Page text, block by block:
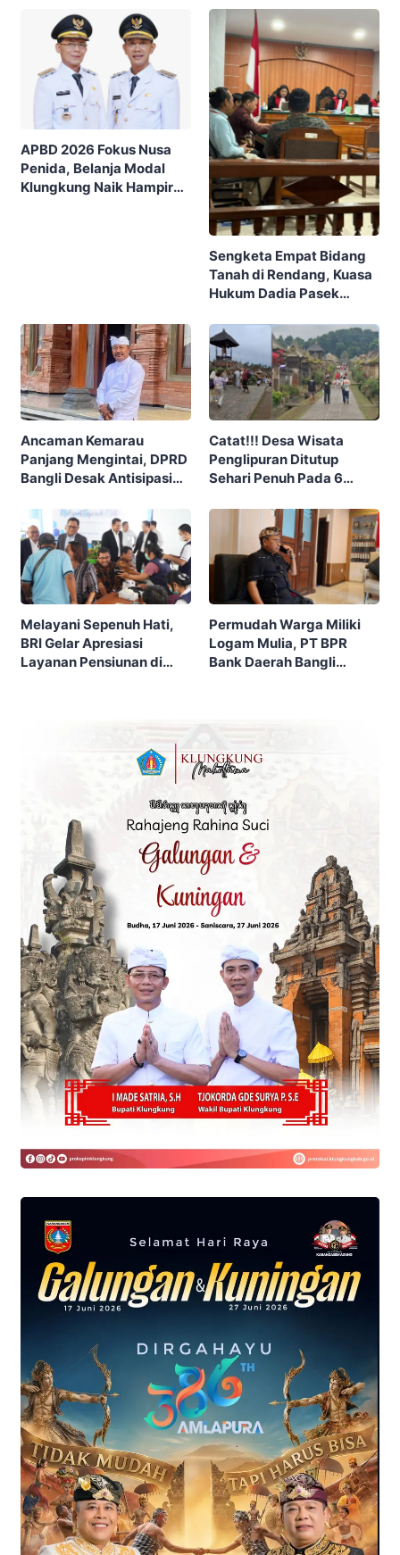
APBD 2026 Fokus Nusa
Penida, Belanja Modal
Klungkung Naik Hampir
Sengketa Empat Bidang
Tanah di Rendang, Kuasa
Hukum Dadia Pasek
Hukum Adat Bali
Ancaman Kemarau
Panjang Mengintai, DPRD
Bangli Desak Antisipasi
Catat!!! Desa Wisata
Penglipuran Ditutup
Sehari Penuh Pada 6
Alasannya…
Melayani Sepenuh Hati,
BRI Gelar Apresiasi
Layanan Pensiunan di
Permudah Warga Miliki
Logam Mulia, PT BPR
Bank Daerah Bangli